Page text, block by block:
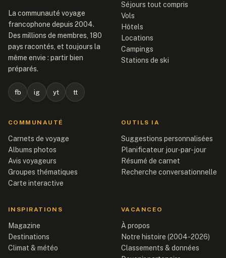
La communauté voyage
francophone depuis 2004.
Des millions de membres, 180
pays racontés, et toujours la
même envie : partir bien
préparés.
fb ig yt tt
Séjours tout compris
Vols
Hôtels
Locations
Campings
Stations de ski
COMMUNAUTÉ
Carnets de voyage
Albums photos
Avis voyageurs
Groupes thématiques
Carte interactive
OUTILS IA
Suggestions personnalisées
Planificateur jour-par-jour
Résumé de carnet
Recherche conversationnelle
INSPIRATIONS
Magazine
Destinations
Climat & météo
VACANCEO
À propos
Notre histoire (2004-2026)
Classements & données